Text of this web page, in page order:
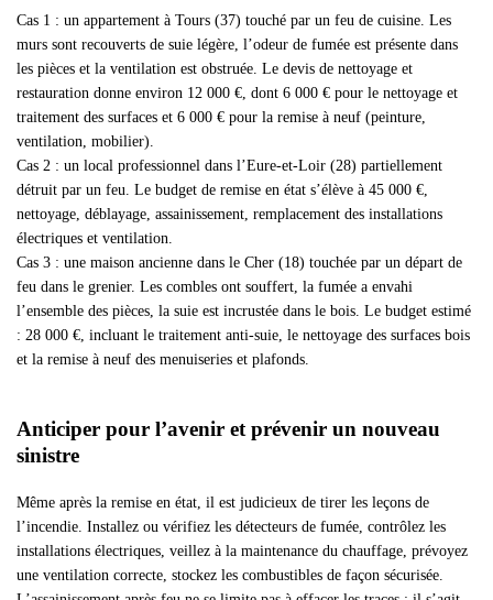
Cas 1 : un appartement à Tours (37) touché par un feu de cuisine. Les
murs sont recouverts de suie légère, l’odeur de fumée est présente dans
les pièces et la ventilation est obstruée. Le devis de nettoyage et
restauration donne environ 12 000 €, dont 6 000 € pour le nettoyage et
traitement des surfaces et 6 000 € pour la remise à neuf (peinture,
ventilation, mobilier).
Cas 2 : un local professionnel dans l’Eure-et-Loir (28) partiellement
détruit par un feu. Le budget de remise en état s’élève à 45 000 €,
nettoyage, déblayage, assainissement, remplacement des installations
électriques et ventilation.
Cas 3 : une maison ancienne dans le Cher (18) touchée par un départ de
feu dans le grenier. Les combles ont souffert, la fumée a envahi
l’ensemble des pièces, la suie est incrustée dans le bois. Le budget estimé
: 28 000 €, incluant le traitement anti-suie, le nettoyage des surfaces bois
et la remise à neuf des menuiseries et plafonds.
Anticiper pour l’avenir et prévenir un nouveau
sinistre
Même après la remise en état, il est judicieux de tirer les leçons de
l’incendie. Installez ou vérifiez les détecteurs de fumée, contrôlez les
installations électriques, veillez à la maintenance du chauffage, prévoyez
une ventilation correcte, stockez les combustibles de façon sécurisée.